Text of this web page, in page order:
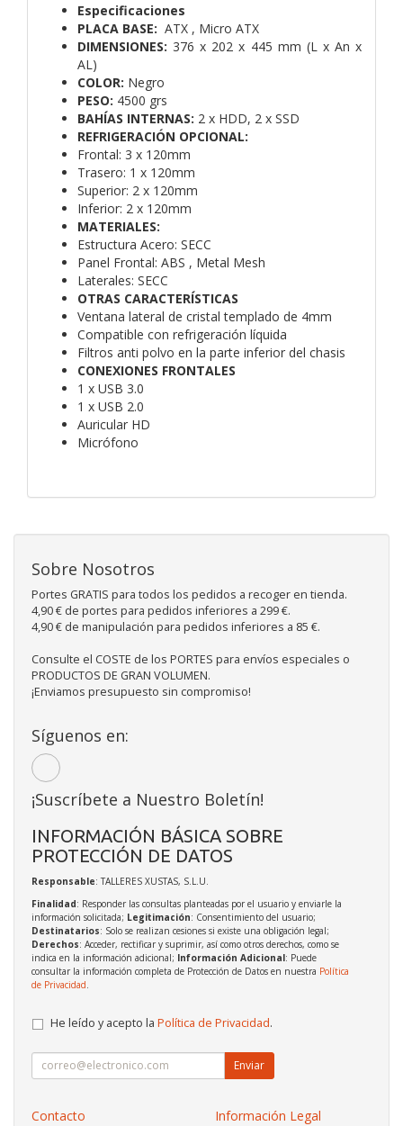
Especificaciones
PLACA BASE: ATX , Micro ATX
DIMENSIONES: 376 x 202 x 445 mm (L x An x
AL)
COLOR: Negro
PESO: 4500 grs
BAHÍAS INTERNAS: 2 x HDD, 2 x SSD
REFRIGERACIÓN OPCIONAL:
Frontal: 3 x 120mm
Trasero: 1 x 120mm
Superior: 2 x 120mm
Inferior: 2 x 120mm
MATERIALES:
Estructura Acero: SECC
Panel Frontal: ABS , Metal Mesh
Laterales: SECC
OTRAS CARACTERÍSTICAS
Ventana lateral de cristal templado de 4mm
Compatible con refrigeración líquida
Filtros anti polvo en la parte inferior del chasis
CONEXIONES FRONTALES
1 x USB 3.0
1 x USB 2.0
Auricular HD
Micrófono
Sobre Nosotros
Portes GRATIS para todos los pedidos a recoger en tienda.
4,90 € de portes para pedidos inferiores a 299 €.
4,90 € de manipulación para pedidos inferiores a 85 €.
Consulte el COSTE de los PORTES para envíos especiales o
PRODUCTOS DE GRAN VOLUMEN.
¡Enviamos presupuesto sin compromiso!
Síguenos en:
¡Suscríbete a Nuestro Boletín!
INFORMACIÓN BÁSICA SOBRE
PROTECCIÓN DE DATOS
Responsable: TALLERES XUSTAS, S.L.U.
Finalidad: Responder las consultas planteadas por el usuario y enviarle la
información solicitada; Legitimación: Consentimiento del usuario;
Destinatarios: Solo se realizan cesiones si existe una obligación legal;
Derechos: Acceder, rectificar y suprimir, así como otros derechos, como se
indica en la información adicional; Información Adicional: Puede
consultar la información completa de Protección de Datos en nuestra Política
de Privacidad
He leído y acepto la Política de Privacidad.
Enviar
Contacto
Información Legal